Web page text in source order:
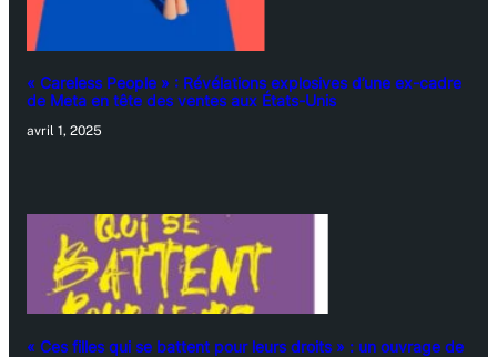
« Careless People » : Révélations explosives d’une ex-cadre
de Meta en tête des ventes aux États-Unis
avril 1, 2025
« Ces filles qui se battent pour leurs droits » : un ouvrage de